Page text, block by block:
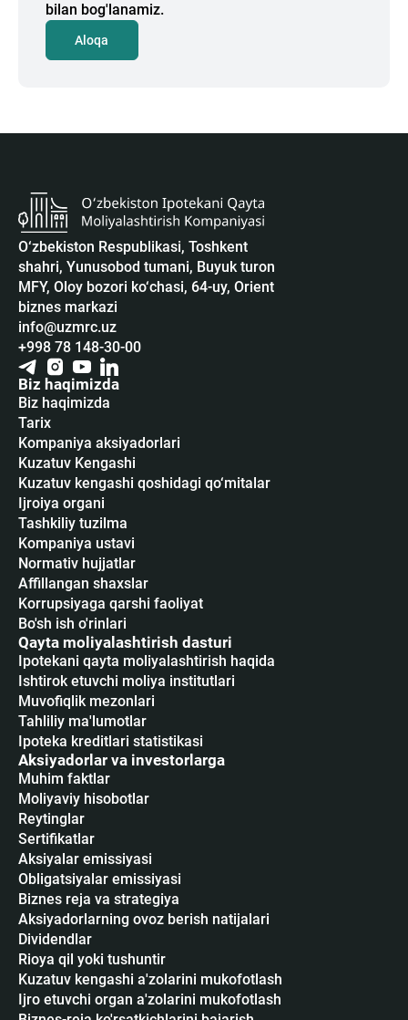
bilan bog'lanamiz.
Aloqa
O‘zbekiston Respublikasi, Toshkent
shahri, Yunusobod tumani, Buyuk turon
MFY, Oloy bozori ko‘chasi, 64-uy, Orient
biznes markazi
info@uzmrc.uz
+998 78 148-30-00
Biz haqimizda
Biz haqimizda
Tarix
Kompaniya aksiyadorlari
Kuzatuv Kengashi
Kuzatuv kengashi qoshidagi qo‘mitalar
Ijroiya organi
Tashkiliy tuzilma
Kompaniya ustavi
Normativ hujjatlar
Affillangan shaxslar
Korrupsiyaga qarshi faoliyat
Bo'sh ish o'rinlari
Qayta moliyalashtirish dasturi
Ipotekani qayta moliyalashtirish haqida
Ishtirok etuvchi moliya institutlari
Muvofiqlik mezonlari
Tahliliy ma'lumotlar
Ipoteka kreditlari statistikasi
Aksiyadorlar va investorlarga
Muhim faktlar
Moliyaviy hisobotlar
Reytinglar
Sertifikatlar
Аksiyalar emissiyasi
Obligatsiyalar emissiyasi
Biznes reja va strategiya
Aksiyadorlarning ovoz berish natijalari
Dividendlar
Rioya qil yoki tushuntir
Kuzatuv kengashi a'zolarini mukofotlash
Ijro etuvchi organ a'zolarini mukofotlash